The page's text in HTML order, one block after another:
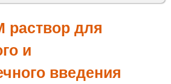
раствор для
и
введения